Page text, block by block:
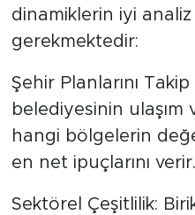
dinamiklerin iyi analiz
gerekmektedir:
Şehir Planlarını
belediyesinin ulaşım
hangi bölgelerin
en net ipuçlarını verir.
Sektörel Çeşitlilik: